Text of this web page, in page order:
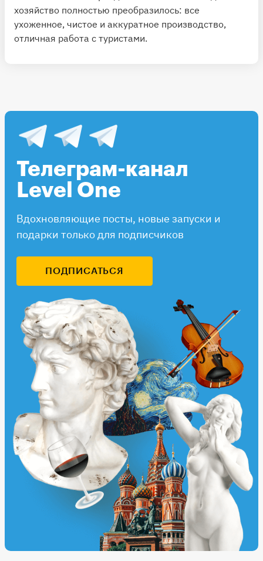
хозяйство полностью преобразилось: все
ухоженное, чистое и аккуратное производство,
отличная работа с туристами.
Телеграм-канал
Level One
Вдохновляющие посты, новые запуски и
подарки только для подписчиков
ПОДПИСАТЬСЯ